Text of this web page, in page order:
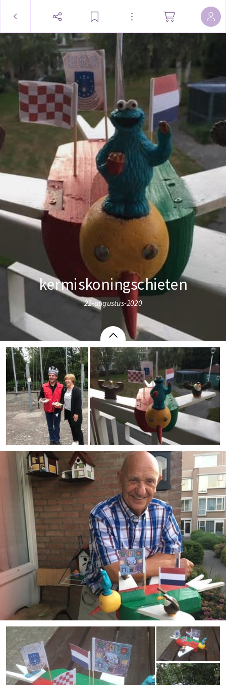
kermiskoningschieten
22-augustus-2020